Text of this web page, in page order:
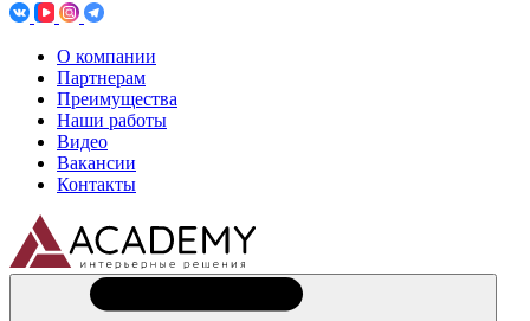
О компании
Партнерам
Преимущества
Наши работы
Видео
Вакансии
Контакты